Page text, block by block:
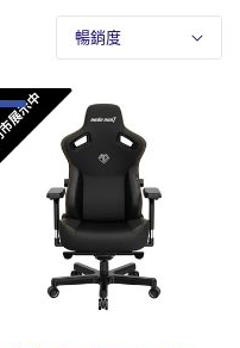
暢銷度